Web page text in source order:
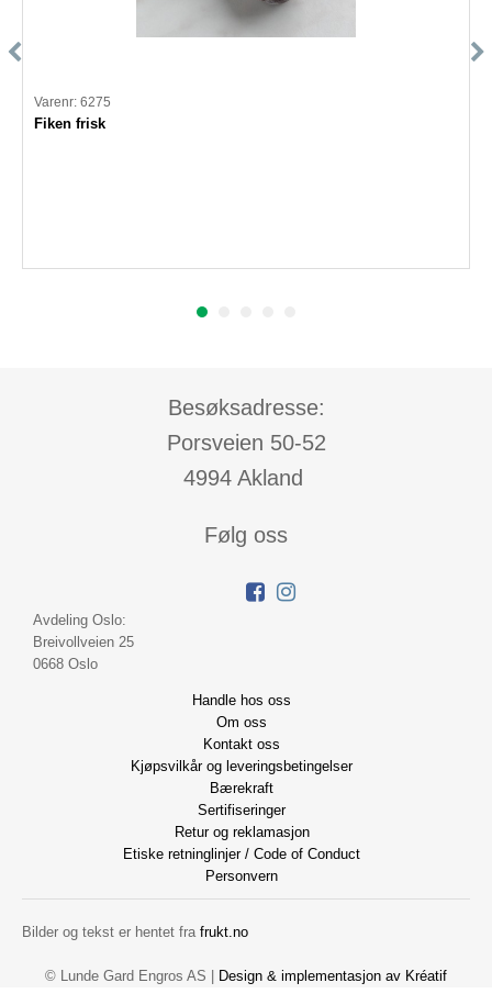
Varenr: 6275
Fiken frisk
Besøksadresse:
Porsveien 50-52
4994 Akland
Følg oss
Avdeling Oslo:
Breivollveien 25
0668 Oslo
Handle hos oss
Om oss
Kontakt oss
Kjøpsvilkår og leveringsbetingelser
Bærekraft
Sertifiseringer
Retur og reklamasjon
Etiske retninglinjer / Code of Conduct
Personvern
Bilder og tekst er hentet fra frukt.no
© Lunde Gard Engros AS | Design & implementasjon av Kréatif